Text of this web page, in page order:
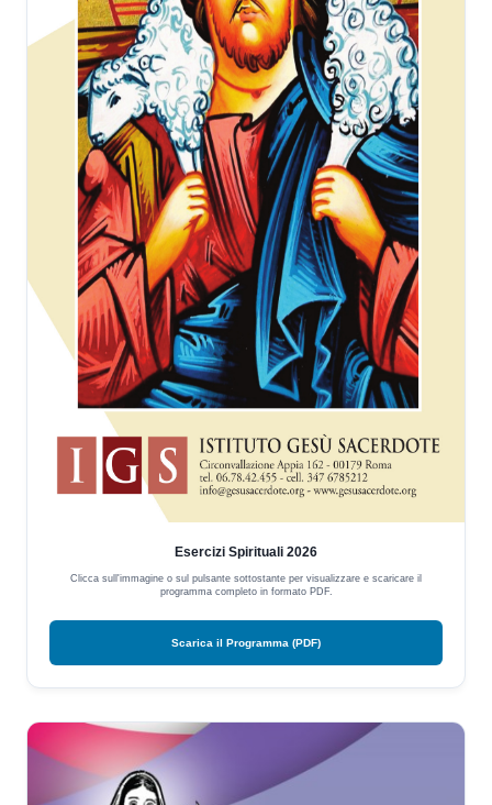
Esercizi Spirituali 2026
Clicca sull'immagine o sul pulsante sottostante per visualizzare e scaricare il
programma completo in formato PDF.
Scarica il Programma (PDF)